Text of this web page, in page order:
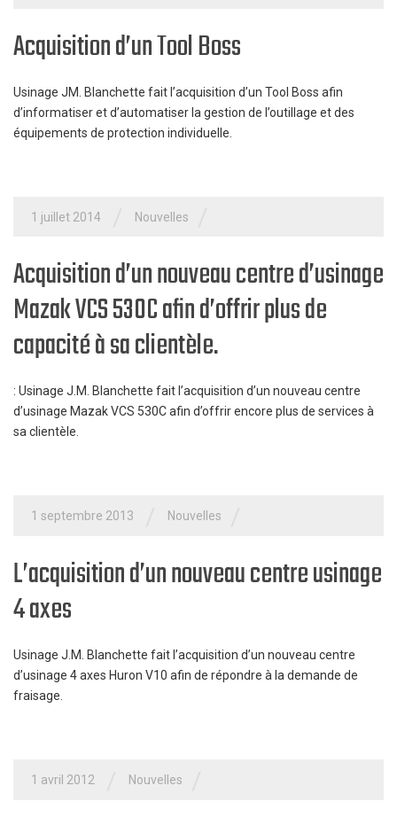
Acquisition d’un Tool Boss
Usinage JM. Blanchette fait l’acquisition d’un Tool Boss afin
d’informatiser et d’automatiser la gestion de l’outillage et des
équipements de protection individuelle.
1 juillet 2014 Nouvelles
Acquisition d’un nouveau centre d’usinage
Mazak VCS 530C afin d’offrir plus de
capacité à sa clientèle.
: Usinage J.M. Blanchette fait l’acquisition d’un nouveau centre
d’usinage Mazak VCS 530C afin d’offrir encore plus de services à
sa clientèle.
1 septembre 2013 Nouvelles
L’acquisition d’un nouveau centre usinage
4 axes
Usinage J.M. Blanchette fait l’acquisition d’un nouveau centre
d’usinage 4 axes Huron V10 afin de répondre à la demande de
fraisage.
1 avril 2012 Nouvelles